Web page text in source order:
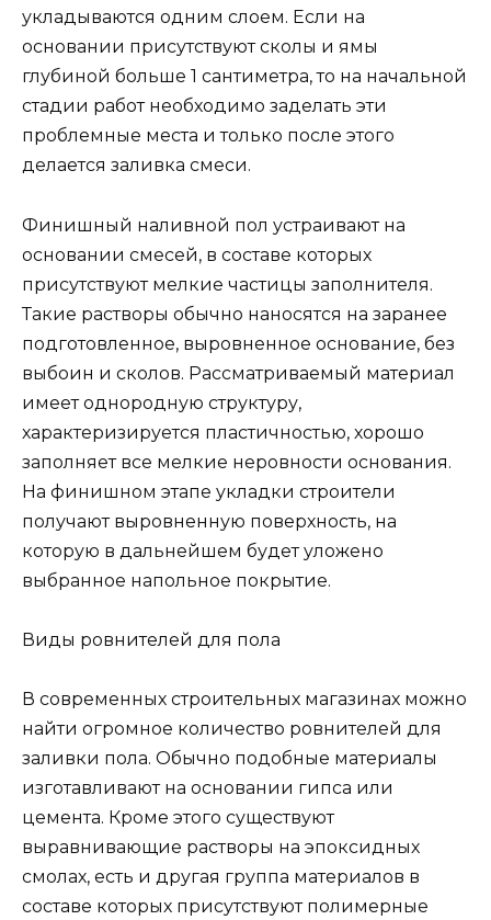
укладываются одним слоем. Если на
основании присутствуют сколы и ямы
глубиной больше 1 сантиметра, то на начальной
стадии работ необходимо заделать эти
проблемные места и только после этого
делается заливка смеси.
Финишный наливной пол устраивают на
основании смесей, в составе которых
присутствуют мелкие частицы заполнителя.
Такие растворы обычно наносятся на заранее
подготовленное, выровненное основание, без
выбоин и сколов. Рассматриваемый материал
имеет однородную структуру,
характеризируется пластичностью, хорошо
заполняет все мелкие неровности основания.
На финишном этапе укладки строители
получают выровненную поверхность, на
которую в дальнейшем будет уложено
выбранное напольное покрытие.
Виды ровнителей для пола
В современных строительных магазинах можно
найти огромное количество ровнителей для
заливки пола. Обычно подобные материалы
изготавливают на основании гипса или
цемента. Кроме этого существуют
выравнивающие растворы на эпоксидных
смолах, есть и другая группа материалов в
составе которых присутствуют полимерные